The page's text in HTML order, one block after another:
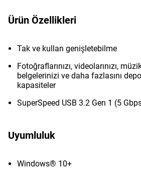
Ürün Özellikleri
Tak ve kullan genişletebilme
Fotoğraflarınızı, videolarınızı,
belgelerinizi ve daha fazlasını
kapasiteler
SuperSpeed USB 3.2 Gen 1 (5
Uyumluluk
Windows® 10+